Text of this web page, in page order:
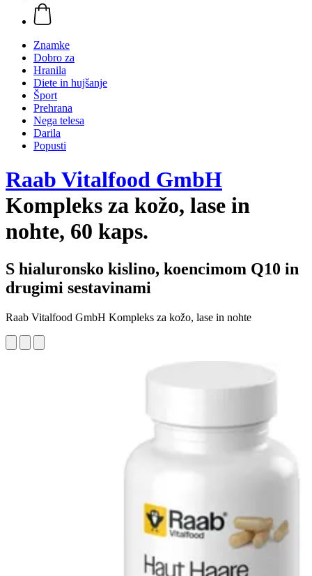
Znamke
Dobro za
Hranila
Diete in hujšanje
Šport
Prehrana
Nega telesa
Darila
Popusti
Raab Vitalfood GmbH
Kompleks za kožo, lase in
nohte, 60 kaps.
S hialuronsko kislino, koencimom Q10 in
drugimi sestavinami
Raab Vitalfood GmbH Kompleks za kožo, lase in nohte